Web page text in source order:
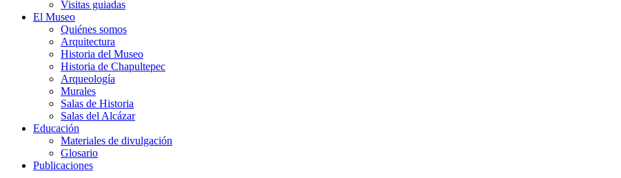
Visitas guiadas
El Museo
Quiénes somos
Arquitectura
Historia del Museo
Historia de Chapultepec
Arqueología
Murales
Salas de Historia
Salas del Alcázar
Educación
Materiales de divulgación
Glosario
Publicaciones